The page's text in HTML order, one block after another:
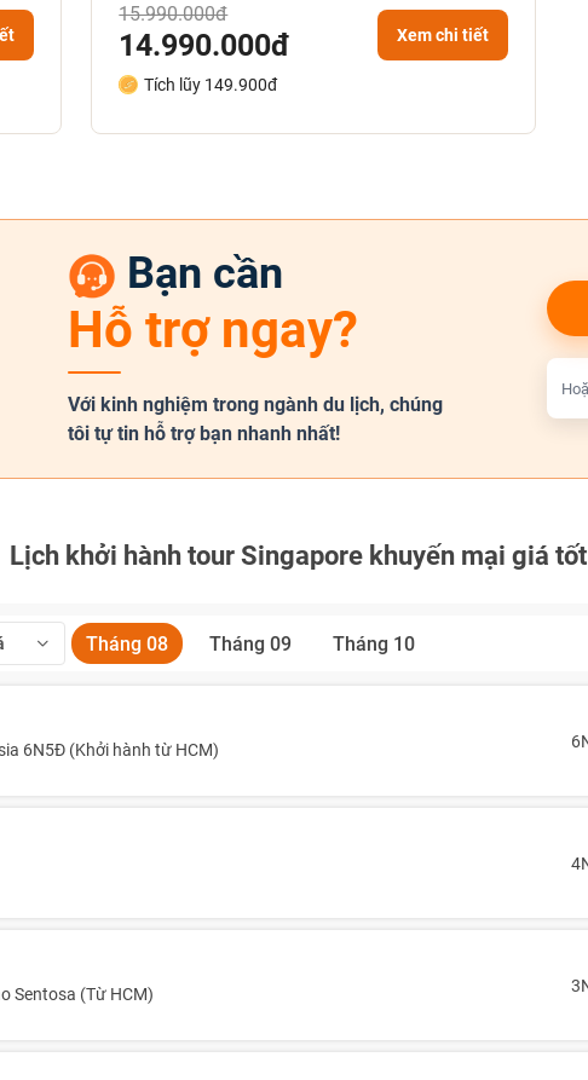
15.990.000đ
14.990.000đ Xem chi tiết
Tích lũy 149.900đ
Bạn cần
Hỗ trợ ngay?
Với kinh nghiệm trong ngành du lịch, chúng
tôi tự tin hỗ trợ bạn nhanh nhất!
Lịch khởi hành tour Singapore khuyến mại giá
Tháng 08 Tháng 09 Tháng 10
6N5Đ (Khởi hành từ HCM)
Sentosa (Từ HCM)